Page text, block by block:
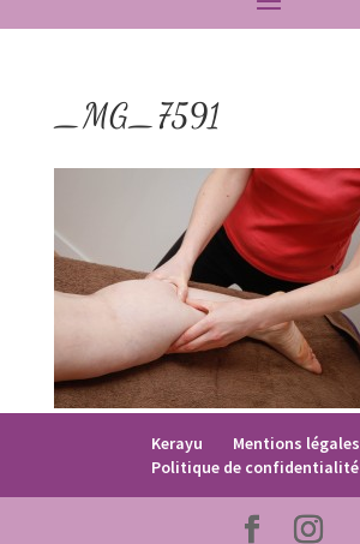
_MG_7591
Kerayu
Mentions légales
Politique de confidentialité